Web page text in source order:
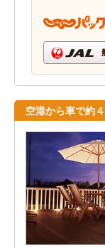
空港から車で約